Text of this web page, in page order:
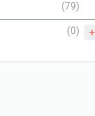
(79)
(0)